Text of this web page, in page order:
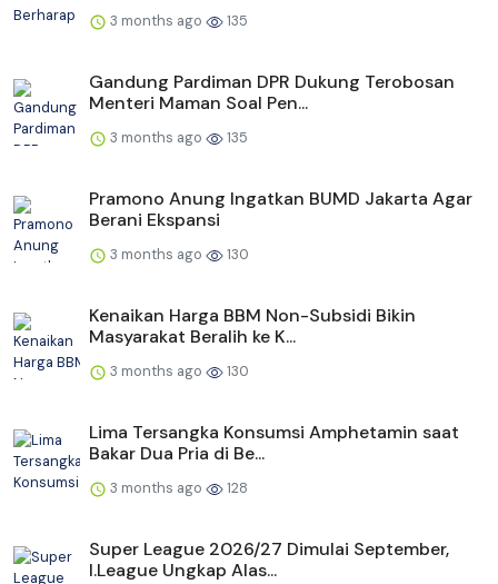
3 months ago 135
Gandung Pardiman DPR Dukung Terobosan
Menteri Maman Soal Pen...
3 months ago 135
Pramono Anung Ingatkan BUMD Jakarta Agar
Berani Ekspansi
3 months ago 130
Kenaikan Harga BBM Non-Subsidi Bikin
Masyarakat Beralih ke K...
3 months ago 130
Lima Tersangka Konsumsi Amphetamin saat
Bakar Dua Pria di Be...
3 months ago 128
Super League 2026/27 Dimulai September,
I.League Ungkap Alas...